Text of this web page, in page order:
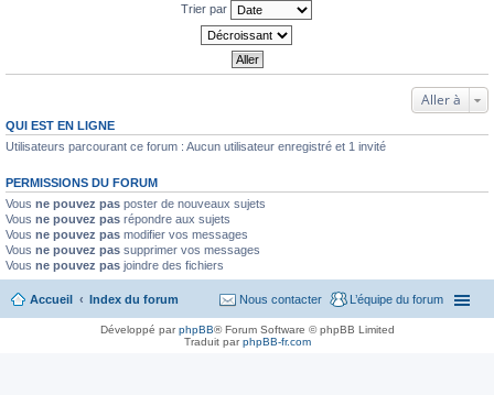
Trier par
Aller à
QUI EST EN LIGNE
Utilisateurs parcourant ce forum : Aucun utilisateur enregistré et 1 invité
PERMISSIONS DU FORUM
Vous ne pouvez pas poster de nouveaux sujets
Vous ne pouvez pas répondre aux sujets
Vous ne pouvez pas modifier vos messages
Vous ne pouvez pas supprimer vos messages
Vous ne pouvez pas joindre des fichiers
Accueil Index du forum L’équipe du forum
Nous contacter
Développé parphpBB® Forum Software © phpBB Limited
Traduit parphpBB-fr.com